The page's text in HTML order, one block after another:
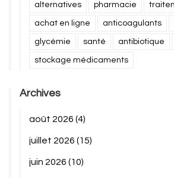
alternatives pharmacie
achat en ligne anticoagulants
glycémie santé antibiotique
stockage médicaments
Archives
août 2026 (4)
juillet 2026 (15)
juin 2026 (10)